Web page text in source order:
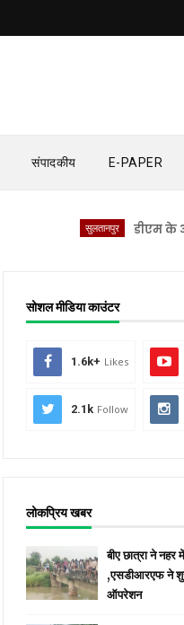
संपादकीय E-PAPER
डीएम के औचक
सोशल मीडिया काउंटर
1.6k+ Likes
2.1k Follow
लोकप्रिय खबर
बीए छात्रा ने नहर
,एसडीआरएफ ने
ऑपरेशन